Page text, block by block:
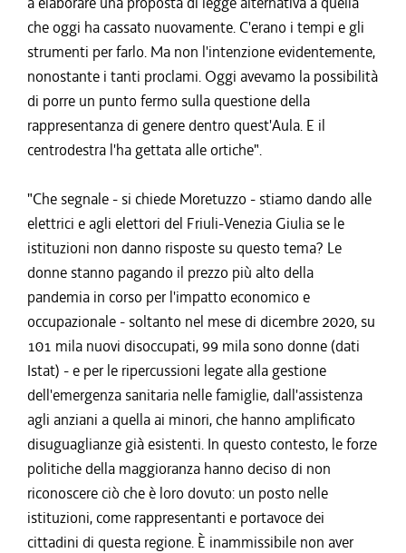
che oggi ha cassato nuovamente. C'erano i tempi e gli
strumenti per farlo. Ma non l'intenzione evidentemente,
nonostante i tanti proclami. Oggi avevamo la possibilità
di porre un punto fermo sulla questione della
rappresentanza di genere dentro quest'Aula. E il
centrodestra l'ha gettata alle ortiche".
"Che segnale - si chiede Moretuzzo - stiamo dando alle
elettrici e agli elettori del Friuli-Venezia Giulia se le
istituzioni non danno risposte su questo tema? Le
donne stanno pagando il prezzo più alto della
pandemia in corso per l'impatto economico e
occupazionale - soltanto nel mese di dicembre 2020, su
101 mila nuovi disoccupati, 99 mila sono donne (dati
Istat) - e per le ripercussioni legate alla gestione
dell'emergenza sanitaria nelle famiglie, dall'assistenza
agli anziani a quella ai minori, che hanno amplificato
disuguaglianze già esistenti. In questo contesto, le forze
politiche della maggioranza hanno deciso di non
riconoscere ciò che è loro dovuto: un posto nelle
istituzioni, come rappresentanti e portavoce dei
cittadini di questa regione. È inammissibile non aver